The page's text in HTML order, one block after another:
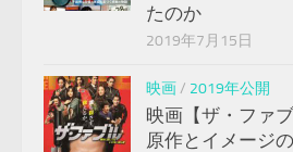
たのか
2019年7月15日
映画/ 2019年公開
映画【ザ・ファ
原作とイメージ